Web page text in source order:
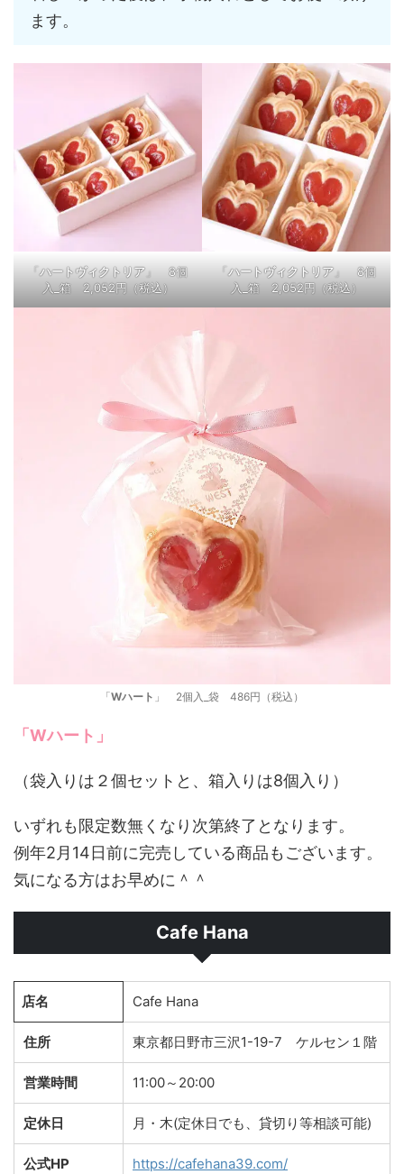
ます。
「ハートヴィクトリア」 8個
入_箱 2,052円（税込）
「ハートヴィクトリア」 8個
入_箱 2,052円（税込）
「Wハート 」 2個入_袋 486円（税込）
「 Wハート 」
（袋入りは２個セットと、箱入りは8個入り）
いずれも限定数無くなり次第終了となります。
例年2月14日前に完売している商品もございます。
気になる方はお早めに＾＾
Cafe Hana
店名 Cafe Hana
住所 東京都日野市三沢1-19-7 ケルセン１階
営業時間 11:00～20:00
定休日 月・木(定休日でも、貸切り等相談可能)
公式HP https://cafehana39.com/